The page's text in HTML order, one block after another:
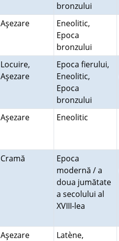
bronzului
Aşezare
Eneolitic,
Epoca
bronzului
Locuire,
Aşezare
Epoca fierului,
Eneolitic,
Epoca
bronzului
Aşezare Eneolitic
Cramă
Epoca
modernă / a
doua jumătate
a secolului al
XVIII-lea
Aşezare
Latène,